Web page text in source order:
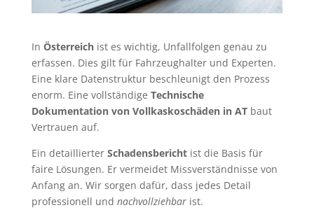
In Österreichist es wichtig, Unfallfolgen genau zu
erfassen. Dies gilt für Fahrzeughalter und Experten.
Eine klare Datenstruktur beschleunigt den Prozess
enorm. Eine vollständige Technische
Dokumentation von Vollkaskoschäden in ATbaut
Vertrauen auf.
Ein detaillierter Schadensberichtist die Basis für
faire Lösungen. Er vermeidet Missverständnisse von
Anfang an. Wir sorgen dafür, dass jedes Detail
professionell und nachvollziehbarist.